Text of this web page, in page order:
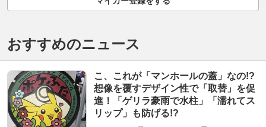
おすすめのニュース
こ、これが「マンホールの蓋」なの!?
想像を覆すデザイン性で「取替」を促
進！「ゲリラ豪雨で水柱」「濡れてス
リップ」も防げる!?